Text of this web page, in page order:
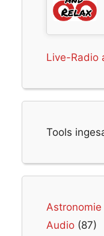
Live-Radio
Tools
Astronomie
Audio (87)